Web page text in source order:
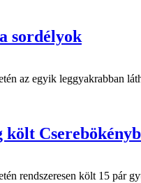
sordélyok
az egyik leggyakrabban
rendszeresen költ 15 pár